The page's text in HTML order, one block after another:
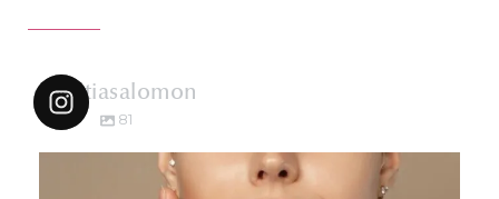
dr.katiasalomon
81
dr.katiasalomon